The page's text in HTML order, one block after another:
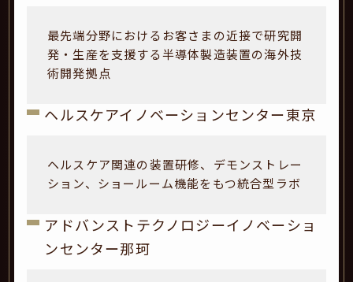
最先端分野におけるお客さまの近接で研究開
発・生産を支援する半導体製造装置の海外技
術開発拠点
ヘルスケアイノベーションセンター東京
ヘルスケア関連の装置研修、デモンストレー
ション、ショールーム機能をもつ統合型ラボ
アドバンストテクノロジーイノベーショ
ンセンター那珂